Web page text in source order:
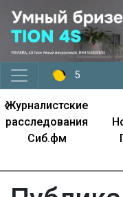
5
Журналистские
расследования
Сиб.фм
‹